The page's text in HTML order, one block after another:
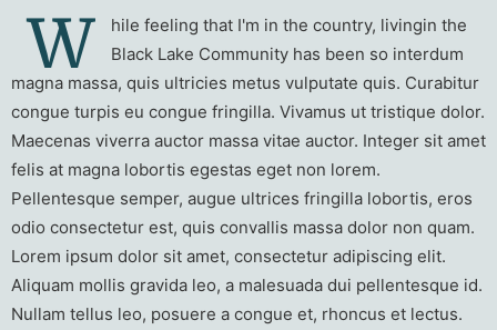
W
hile feeling that I'm in the country, livingin the
Black Lake Community has been so interdum
magna massa, quis ultricies metus vulputate quis. Curabitur
congue turpis eu congue fringilla. Vivamus ut tristique dolor.
Maecenas viverra auctor massa vitae auctor. Integer sit amet
felis at magna lobortis egestas eget non lorem.
Pellentesque semper, augue ultrices fringilla lobortis, eros
odio consectetur est, quis convallis massa dolor non quam.
Lorem ipsum dolor sit amet, consectetur adipiscing elit.
Aliquam mollis gravida leo, a malesuada dui pellentesque id.
Nullam tellus leo, posuere a congue et, rhoncus et lectus.